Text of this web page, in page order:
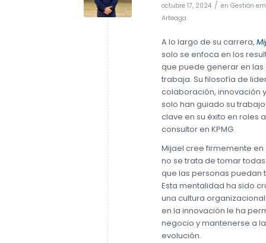
octubre 17, 2024 / en Gestión
Arteaga
A lo largo de su carrera,
solo se enfoca en los
que puede generar en
trabaja. Su filosofía de
colaboración, innovación
solo han guiado su
clave en su éxito en roles
consultor en KPMG.
Mijael cree firmemente
no se trata de tomar
que las personas puedan
Esta mentalidad ha sido
una cultura
en la innovación le ha
negocio y mantenerse a
evolución.